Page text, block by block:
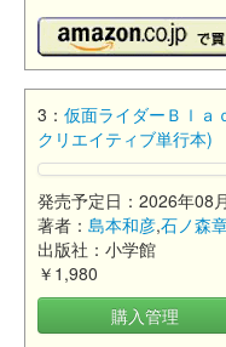
3： 仮面ライダーＢｌ
クリエイティブ単行本)
発売予定日：2026年08
著者： 島本和彦,石ノ森
出版社：小学館
￥1,980
購入管理